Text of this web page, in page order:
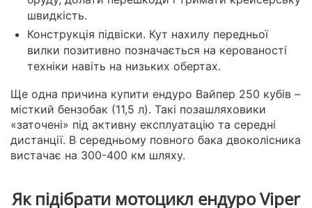
швидкість.
Конструкція підвіски. Кут нахилу передньої
вилки позитивно позначається на керованості
техніки навіть на низьких обертах.
Ще одна причина купити ендуро Вайпер 250 кубів –
місткий бензобак (11,5 л). Такі позашляховики
«заточені» під активну експлуатацію та середні
дистанції. В середньому повного бака двоколісника
вистачає на 300-400 км шляху.
Як підібрати мотоцикл ендуро Viper